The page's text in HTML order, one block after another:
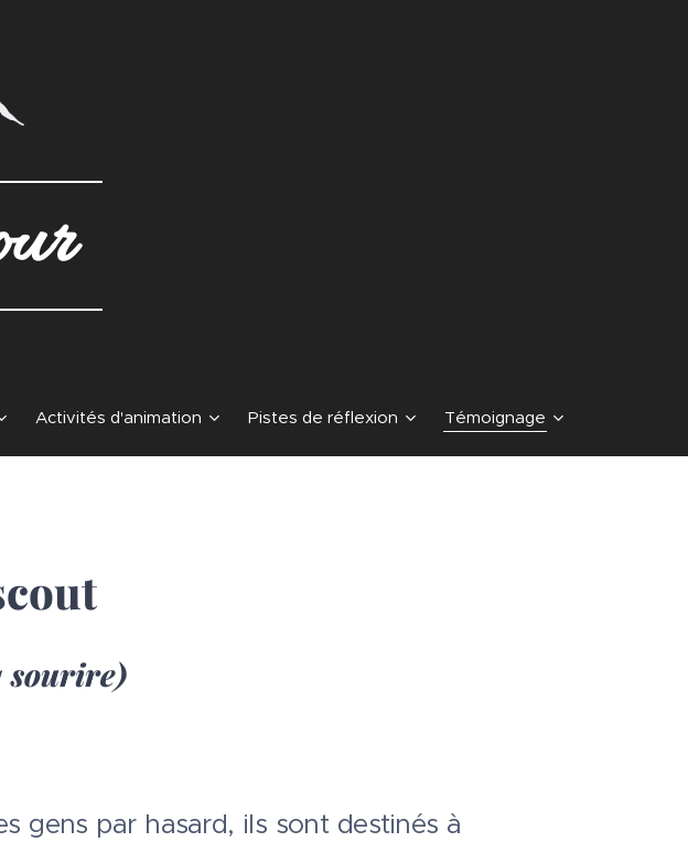
Activités d'animation Pistes de réflexion Témoignage
sourire)
gens par hasard, ils sont destinés à